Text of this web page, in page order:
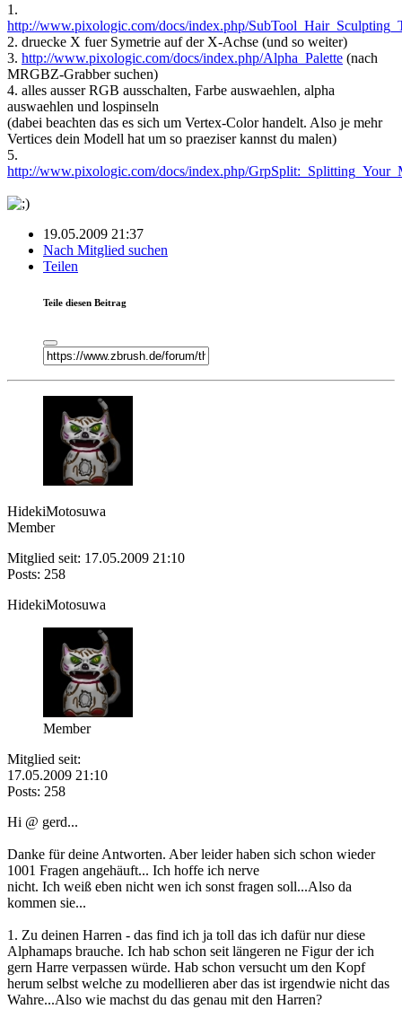
1.
http://www.pixologic.com/docs/index.php/
2. druecke X fuer Symetrie auf der X-Achse (und so weiter)
3. http://www.pixologic.com/docs/index.php/Alpha_Palette (nach
MRGBZ-Grabber suchen)
4. alles ausser RGB ausschalten, Farbe auswaehlen, alpha
auswaehlen und lospinseln
(dabei beachten das es sich um Vertex-Color handelt. Also je mehr
Vertices dein Modell hat um so praeziser kannst du malen)
5.
http://www.pixologic.com/docs/index.php/
19.05.2009 21:37
Nach Mitglied suchen
Teilen
Teile diesen Beitrag
HidekiMotosuwa
Member
Mitglied seit: 17.05.2009 21:10
Posts: 258
HidekiMotosuwa
Member
Mitglied seit:
17.05.2009 21:10
Posts: 258
Hi @ gerd...
Danke für deine Antworten. Aber leider haben sich schon wieder
1001 Fragen angehäuft... Ich hoffe ich nerve
nicht. Ich weiß eben nicht wen ich sonst fragen soll...Also da
kommen sie...
1. Zu deinen Harren - das find ich ja toll das ich dafür nur diese
Alphamaps brauche. Ich hab schon seit längeren ne Figur der ich
gern Harre verpassen würde. Hab schon versucht um den Kopf
herum selbst welche zu modellieren aber das ist irgendwie nicht das
Wahre...Also wie machst du das genau mit den Harren?